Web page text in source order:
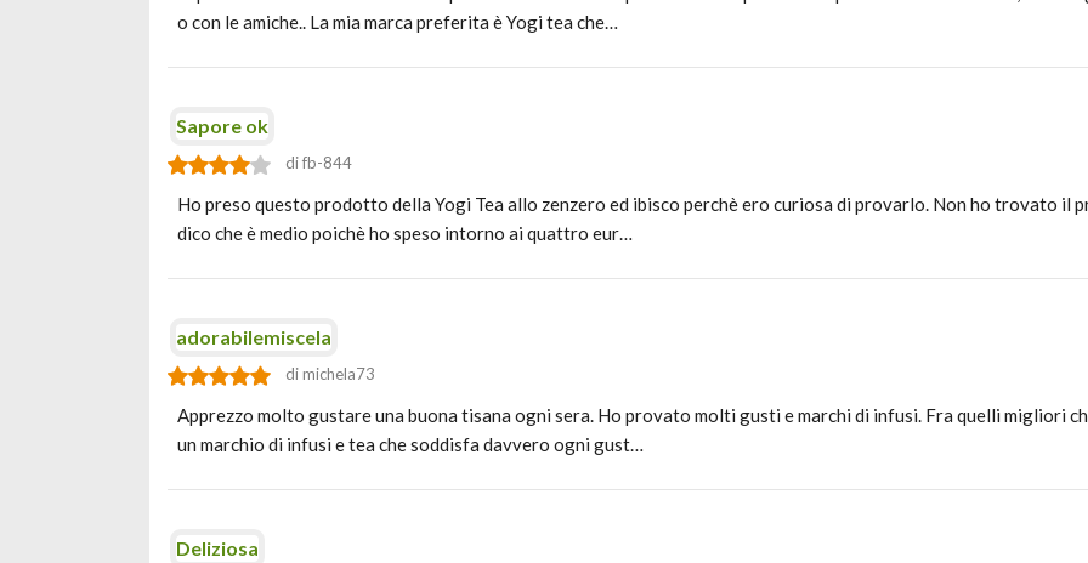
o con le amiche.. La mia marca preferita è Yogi tea che…
Sapore ok
di fb-844
Ho preso questo prodotto della Yogi Tea allo zenzero ed ibisco perchè ero curiosa di provarlo. Non ho trovato il
dico che è medio poichè ho speso intorno ai quattro eur…
adorabilemiscela
di michela73
Apprezzo molto gustare una buona tisana ogni sera. Ho provato molti gusti e marchi di infusi. Fra quelli migliori
un marchio di infusi e tea che soddisfa davvero ogni gust…
Deliziosa